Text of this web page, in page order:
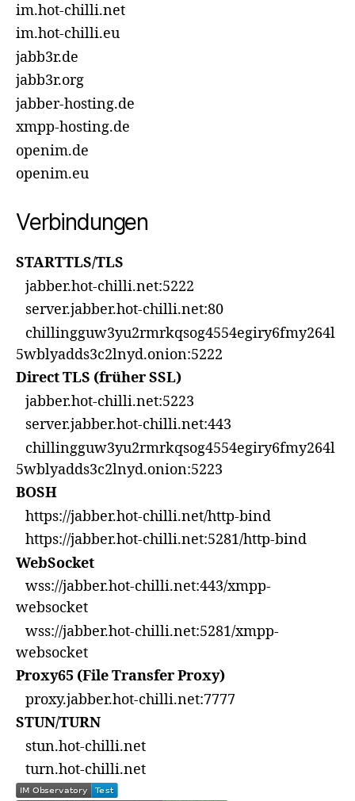
im.hot-chilli.net
im.hot-chilli.eu
jabb3r.de
jabb3r.org
jabber-hosting.de
xmpp-hosting.de
openim.de
openim.eu
Verbindungen
STARTTLS/TLS
jabber.hot-chilli.net:5222
server.jabber.hot-chilli.net:80
chillingguw3yu2rmrkqsog4554egiry6fmy264l
5wblyadds3c2lnyd.onion:5222
Direct TLS (früher SSL)
jabber.hot-chilli.net:5223
server.jabber.hot-chilli.net:443
chillingguw3yu2rmrkqsog4554egiry6fmy264l
5wblyadds3c2lnyd.onion:5223
BOSH
https://jabber.hot-chilli.net/http-bind
https://jabber.hot-chilli.net:5281/http-bind
WebSocket
wss://jabber.hot-chilli.net:443/xmpp-
websocket
wss://jabber.hot-chilli.net:5281/xmpp-
websocket
Proxy65 (File Transfer Proxy)
proxy.jabber.hot-chilli.net:7777
STUN/TURN
stun.hot-chilli.net
turn.hot-chilli.net